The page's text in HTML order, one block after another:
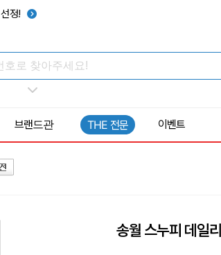
선정!
브랜드관 THE 전문 이벤트
송월 스누피 데일